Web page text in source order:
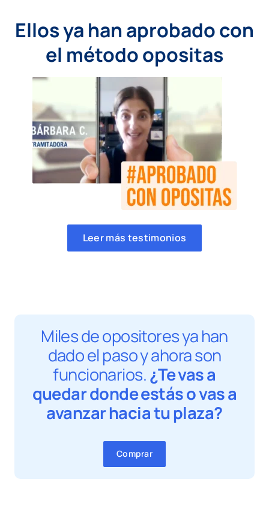
Ellos ya han aprobado con
el método opositas
Leer más testimonios
Miles de opositores ya han
dado el paso y ahora son
funcionarios.¿Te vas a
quedar donde estás o vas a
avanzar hacia tu plaza?
Comprar